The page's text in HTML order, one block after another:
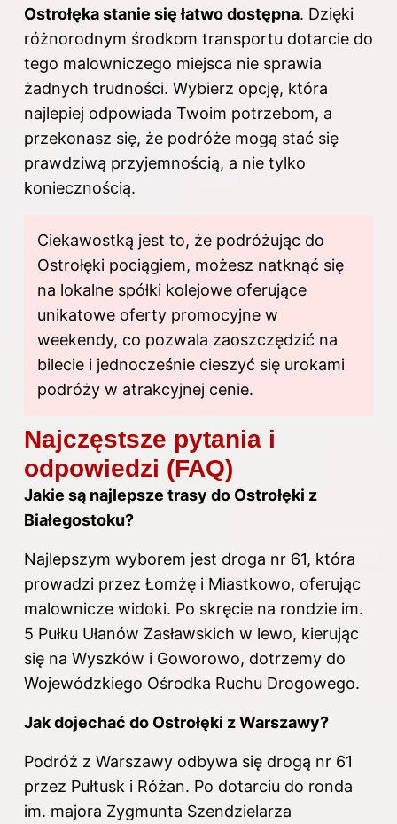
Ostrołęka stanie się łatwo dostępna. Dzięki
różnorodnym środkom transportu dotarcie do
tego malowniczego miejsca nie sprawia
żadnych trudności. Wybierz opcję, która
najlepiej odpowiada Twoim potrzebom, a
przekonasz się, że podróże mogą stać się
prawdziwą przyjemnością, a nie tylko
koniecznością.
Ciekawostką jest to, że podróżując do
Ostrołęki pociągiem, możesz natknąć się
na lokalne spółki kolejowe oferujące
unikatowe oferty promocyjne w
weekendy, co pozwala zaoszczędzić na
bilecie i jednocześnie cieszyć się urokami
podróży w atrakcyjnej cenie.
Najczęstsze pytania i
odpowiedzi (FAQ)
Jakie są najlepsze trasy do Ostrołęki z
Białegostoku?
Najlepszym wyborem jest droga nr 61, która
prowadzi przez Łomżę i Miastkowo, oferując
malownicze widoki. Po skręcie na rondzie im.
5 Pułku Ułanów Zasławskich w lewo, kierując
się na Wyszków i Goworowo, dotrzemy do
Wojewódzkiego Ośrodka Ruchu Drogowego.
Jak dojechać do Ostrołęki z Warszawy?
Podróż z Warszawy odbywa się drogą nr 61
przez Pułtusk i Różan. Po dotarciu do ronda
im. majora Zygmunta Szendzielarza